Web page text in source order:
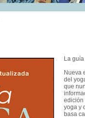
La
Nueva
del
que
edición
yoga y
basa